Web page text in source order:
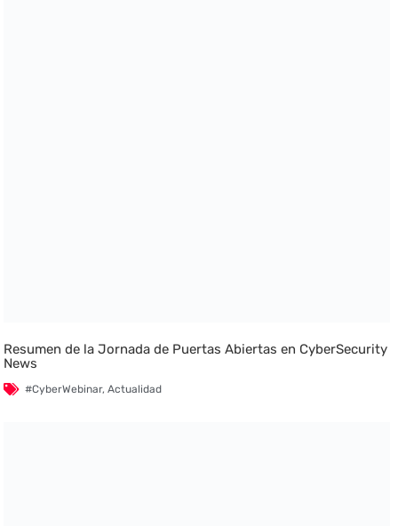
Resumen de la Jornada de Puertas Abiertas en CyberSecurity
News
#CyberWebinar,Actualidad